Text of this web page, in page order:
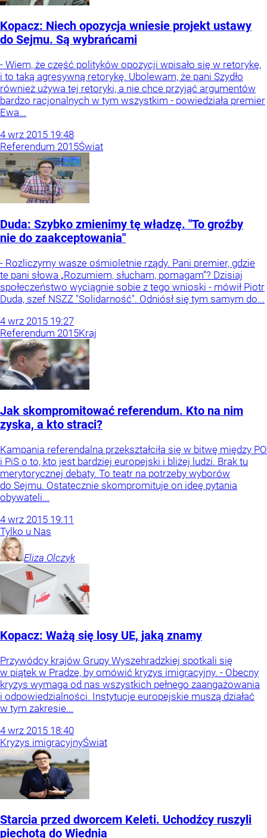
Kopacz: Niech opozycja wniesie projekt ustawy
do Sejmu. Są wybrańcami
- Wiem, że część polityków opozycji wpisało się w retorykę,
i to taką agresywną retorykę. Ubolewam, że pani Szydło
również używa tej retoryki, a nie chce przyjąć argumentów
bardzo racjonalnych w tym wszystkim - powiedziała premier
Ewa...
4 wrz 2015 19:48
Referendum 2015Świat
Duda: Szybko zmienimy tę władzę. "To groźby
nie do zaakceptowania"
- Rozliczymy wasze ośmioletnie rządy. Pani premier, gdzie
te pani słowa „Rozumiem, słucham, pomagam”? Dzisiaj
społeczeństwo wyciągnie sobie z tego wnioski - mówił Piotr
Duda, szef NSZZ "Solidarność". Odniósł się tym samym do...
4 wrz 2015 19:27
Referendum 2015Kraj
Jak skompromitować referendum. Kto na nim
zyska, a kto straci?
Kampania referendalna przekształciła się w bitwę między PO
i PiS o to, kto jest bardziej europejski i bliżej ludzi. Brak tu
merytorycznej debaty. To teatr na potrzeby wyborów
do Sejmu. Ostatecznie skompromituje on ideę pytania
obywateli...
4 wrz 2015 19:11
Tylko u Nas
Eliza Olczyk
Kopacz: Ważą się losy UE, jaką znamy
Przywódcy krajów Grupy Wyszehradzkiej spotkali się
w piątek w Pradze, by omówić kryzys imigracyjny. - Obecny
kryzys wymaga od nas wszystkich pełnego zaangażowania
i odpowiedzialności. Instytucje europejskie muszą działać
w tym zakresie...
4 wrz 2015 18:40
Kryzys imigracyjnyŚwiat
Starcia przed dworcem Keleti. Uchodźcy ruszyli
piechotą do Wiednia